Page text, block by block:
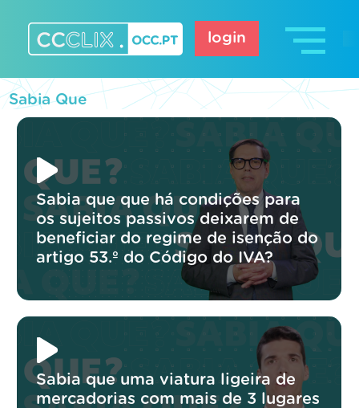
content
login
Sabia Que
Sabia que que há condições para
os sujeitos passivos deixarem de
beneficiar do regime de isenção do
artigo 53.º do Código do IVA?
Sabia que uma viatura ligeira de
mercadorias com mais de 3 lugares